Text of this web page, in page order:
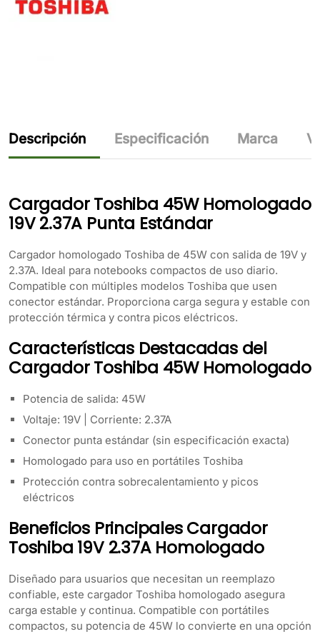
Descripción Especificación Marca
Cargador Toshiba 45W Homologado
19V 2.37A Punta Estándar
Cargador homologado Toshiba de 45W con salida de 19V y
2.37A. Ideal para notebooks compactos de uso diario.
Compatible con múltiples modelos Toshiba que usen
conector estándar. Proporciona carga segura y estable con
protección térmica y contra picos eléctricos.
Características Destacadas del
Cargador Toshiba 45W Homologado
Potencia de salida: 45W
Voltaje: 19V | Corriente: 2.37A
Conector punta estándar (sin especificación exacta)
Homologado para uso en portátiles Toshiba
Protección contra sobrecalentamiento y picos
eléctricos
Beneficios Principales Cargador
Toshiba 19V 2.37A Homologado
Diseñado para usuarios que necesitan un reemplazo
confiable, este cargador Toshiba homologado asegura
carga estable y continua. Compatible con portátiles
compactos, su potencia de 45W lo convierte en una opción